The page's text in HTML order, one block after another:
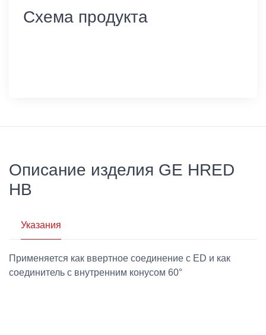
Схема продукта
Описание изделия GE HRED
HB
Указания
Применяется как ввертное соединение с ED и как
соединитель с внутренним конусом 60°